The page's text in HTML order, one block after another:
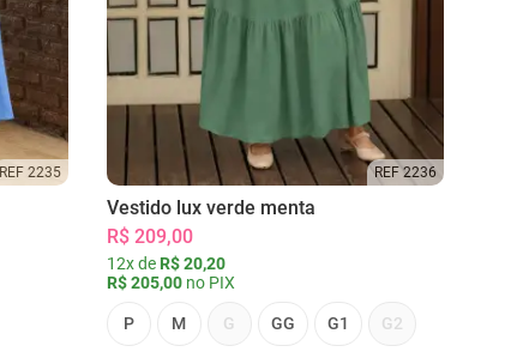
REF 2235 REF 2236
Vestido lux verde menta
R$ 209,00
12x de R$ 20,20
R$ 205,00no PIX
P M G GG G1 G2